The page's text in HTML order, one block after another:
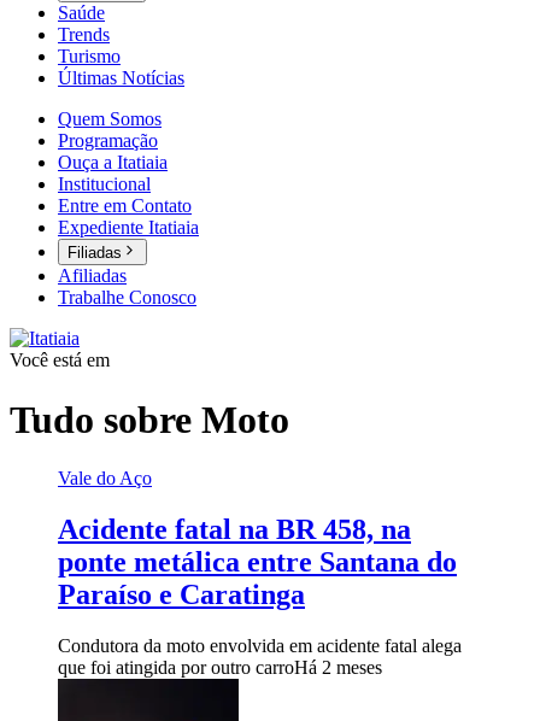
Saúde
Trends
Turismo
Últimas Notícias
Quem Somos
Programação
Ouça a Itatiaia
Institucional
Entre em Contato
Expediente Itatiaia
Filiadas
Afiliadas
Trabalhe Conosco
Você está em
Tudo sobre Moto
Vale do Aço
Acidente fatal na BR 458, na
ponte metálica entre Santana do
Paraíso e Caratinga
Condutora da moto envolvida em acidente fatal alega
que foi atingida por outro carroHá 2 meses